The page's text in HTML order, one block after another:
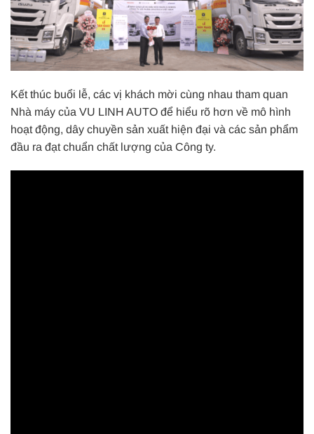
Kết thúc buổi lễ, các vị khách mời cùng nhau tham quan
Nhà máy của VU LINH AUTO để hiểu rõ hơn về mô hình
hoạt động, dây chuyền sản xuất hiện đại và các sản phẩm
đầu ra đạt chuẩn chất lượng của Công ty.